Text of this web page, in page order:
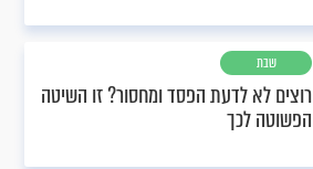
שבת
רוצים לא לדעת הפסד ומחסור? זו השיטה
הפשוטה לכך